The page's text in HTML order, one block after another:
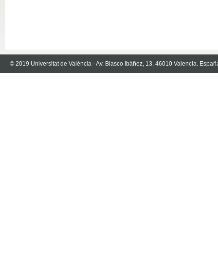
© 2019 Universitat de València - Av. Blasco Ibáñez, 13. 46010 Valencia.